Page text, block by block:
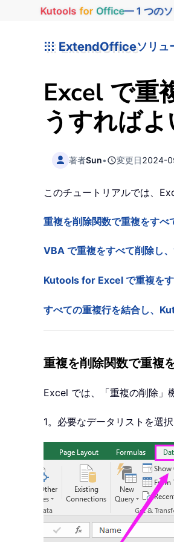
Kutools for Office— 1 つのソ
ExtendOfficeソリュ
Excel で重
うすれば
著者Sun• 変更日2024-
このチュートリアルでは、
重複を削除関数で重複をすべ
VBA で重複をすべて削除し
Kutools for Excel で重複を
すべての重複行を結合し、
重複を削除関数で重複
Excel では、「重複の削除」
1。必要なデータリストを選択